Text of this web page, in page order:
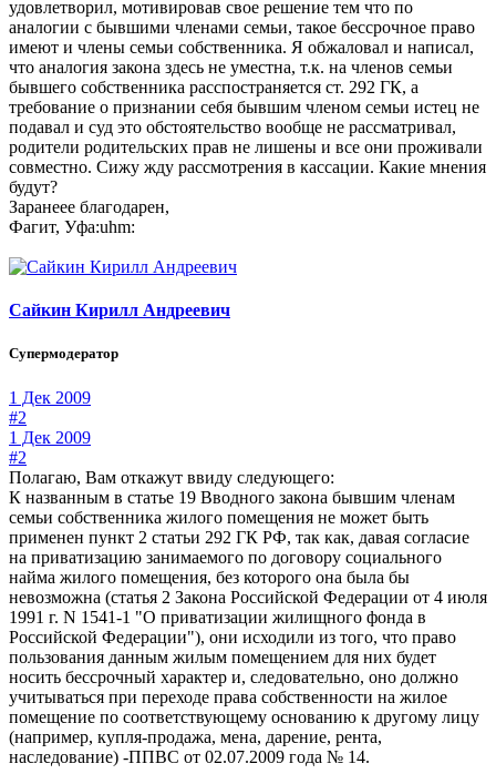
удовлетворил, мотивировав свое решение тем что по
аналогии с бывшими членами семьи, такое бессрочное право
имеют и члены семьи собственника. Я обжаловал и написал,
что аналогия закона здесь не уместна, т.к. на членов семьи
бывшего собственника расспостраняется ст. 292 ГК, а
требование о признании себя бывшим членом семьи истец не
подавал и суд это обстоятельство вообще не рассматривал,
родители родительских прав не лишены и все они проживали
совместно. Сижу жду рассмотрения в кассации. Какие мнения
будут?
Заранеее благодарен,
Фагит, Уфа:uhm:
Сайкин Кирилл Андреевич
Супермодератор
1 Дек 2009
#2
1 Дек 2009
#2
Полагаю, Вам откажут ввиду следующего:
К названным в статье 19 Вводного закона бывшим членам
семьи собственника жилого помещения не может быть
применен пункт 2 статьи 292 ГК РФ, так как, давая согласие
на приватизацию занимаемого по договору социального
найма жилого помещения, без которого она была бы
невозможна (статья 2 Закона Российской Федерации от 4 июля
1991 г. N 1541-1 "О приватизации жилищного фонда в
Российской Федерации"), они исходили из того, что право
пользования данным жилым помещением для них будет
носить бессрочный характер и, следовательно, оно должно
учитываться при переходе права собственности на жилое
помещение по соответствующему основанию к другому лицу
(например, купля-продажа, мена, дарение, рента,
наследование) -ППВС от 02.07.2009 года № 14.